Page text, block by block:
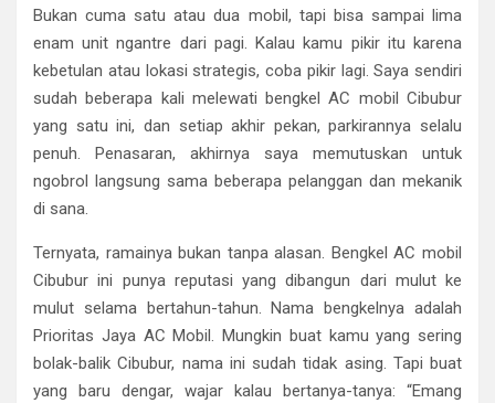
Bukan cuma satu atau dua mobil, tapi bisa sampai lima
enam unit ngantre dari pagi. Kalau kamu pikir itu karena
kebetulan atau lokasi strategis, coba pikir lagi. Saya sendiri
sudah beberapa kali melewati bengkel AC mobil Cibubur
yang satu ini, dan setiap akhir pekan, parkirannya selalu
penuh. Penasaran, akhirnya saya memutuskan untuk
ngobrol langsung sama beberapa pelanggan dan mekanik
di sana.
Ternyata, ramainya bukan tanpa alasan. Bengkel AC mobil
Cibubur ini punya reputasi yang dibangun dari mulut ke
mulut selama bertahun-tahun. Nama bengkelnya adalah
Prioritas Jaya AC Mobil. Mungkin buat kamu yang sering
bolak-balik Cibubur, nama ini sudah tidak asing. Tapi buat
yang baru dengar, wajar kalau bertanya-tanya: “Emang